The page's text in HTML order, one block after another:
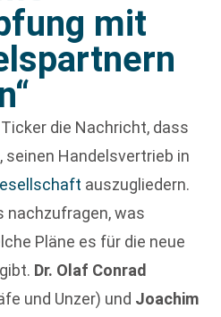
mit
die Nachricht, dass
seinen Handelsvertrieb in
auszugliedern.
nachzufragen, was
Pläne es für die neue
Dr. Olaf Conrad
und Unzer) und Joachim